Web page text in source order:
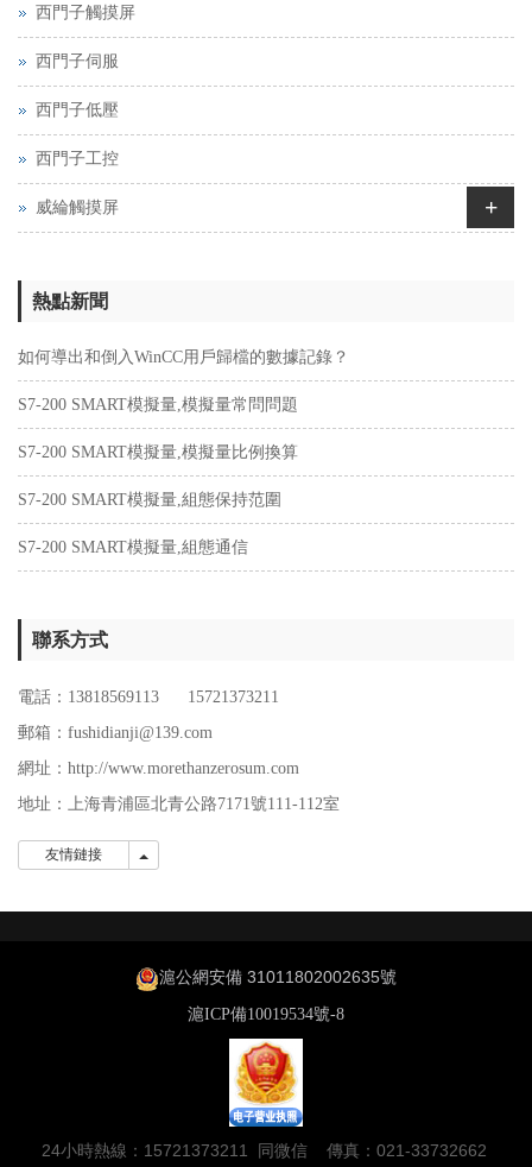
西門子觸摸屏
西門子伺服
西門子低壓
西門子工控
威綸觸摸屏 +
熱點新聞
如何導出和倒入WinCC用戶歸檔的數據記錄？
S7-200 SMART模擬量,模擬量常問問題
S7-200 SMART模擬量,模擬量比例換算
S7-200 SMART模擬量,組態保持范圍
S7-200 SMART模擬量,組態通信
聯系方式
電話：13818569113 15721373211
郵箱：fushidianji@139.com
網址：http://www.morethanzerosum.com
地址： 上海青浦區北青公路7171號111-112室
友情鏈接
滬公網安備 31011802002635號
滬ICP備10019534號-8
24小時熱線：15721373211 同微信 傳真：021-33732662